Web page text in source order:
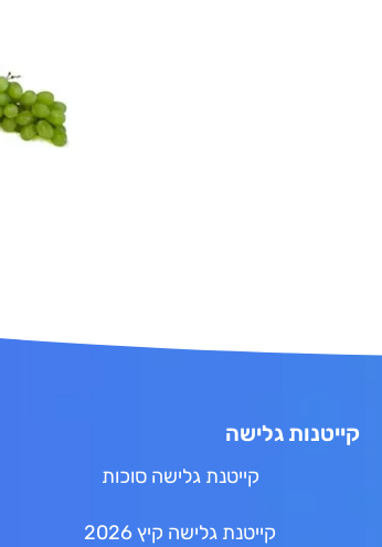
קייטנות גלישה
קייטנת גלישה סוכות
קייטנת גלישה קיץ 2026